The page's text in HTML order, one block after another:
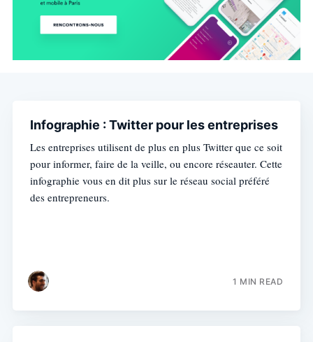
Infographie : Twitter pour les entreprises
Les entreprises utilisent de plus en plus Twitter que ce soit
pour informer, faire de la veille, ou encore réseauter. Cette
infographie vous en dit plus sur le réseau social préféré
des entrepreneurs.
1 MIN READ